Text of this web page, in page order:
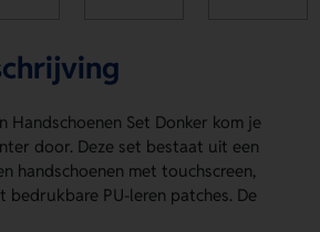
Handschoenen Set Donker kom je
door. Deze set bestaat uit een
handschoenen met touchscreen,
bedrukbare PU-leren patches. De